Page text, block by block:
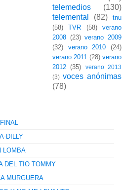
telemedios
(130)
telemental
(82)
tnu
(58)
TVR (58)
verano
2008 (23) verano 2009
(32)
verano 2010
(24)
verano 2011 (28) verano
2012 (35)
verano 2013
(3) voces anónimas
(78)
DILLY
LOMBA
DEL TIO TOMMY
MURGUERA